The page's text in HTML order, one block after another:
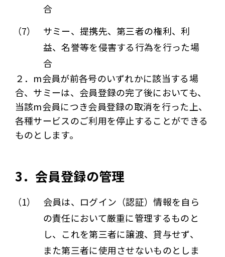
合
（7）
サミー、提携先、第三者の権利、利
益、名誉等を侵害する行為を行った場
合
２．m会員が前各号のいずれかに該当する場
合、サミーは、会員登録の完了後においても、
当該m会員につき会員登録の取消を行った上、
各種サービスのご利用を停止することができる
ものとします。
3．会員登録の管理
（1）
会員は、ログイン（認証）情報を自ら
の責任において厳重に管理するものと
し、これを第三者に譲渡、貸与せず、
また第三者に使用させないものとしま